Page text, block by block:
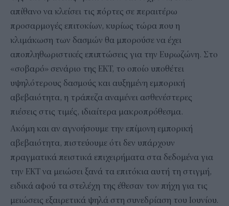
απίθανο να κλείσει τις πόρτες σε περαιτέρω
προσαρμογές επιτοκίων, κυρίως τώρα που η
κλιμάκωση των δασμών θα μπορούσε να έχει
αποπληθωριστικές επιπτώσεις για την Ευρωζώνη. Στο
«σοβαρό» σενάριο της ΕΚΤ, το οποίο υποθέτει
υψηλότερους δασμούς και αυξημένη εμπορική
αβεβαιότητα, η τράπεζα αναμένει ασθενέστερες
πιέσεις στις τιμές, ιδιαίτερα μακροπρόθεσμα.
Ακόμη και αν αγνοήσουμε την επίμονη εμπορική
αβεβαιότητα, πιστεύουμε ότι δεν υπάρχουν
πραγματικά πειστικά επιχειρήματα στα δεδομένα για
την ΕΚΤ να μειώσει ξανά τα επιτόκια αυτή τη στιγμή,
ειδικά αφού τα στελέχη της έθεσαν τον πήχη για τις
μειώσεις εξαιρετικά ψηλά στη συνεδρίαση του Ιουνίου.